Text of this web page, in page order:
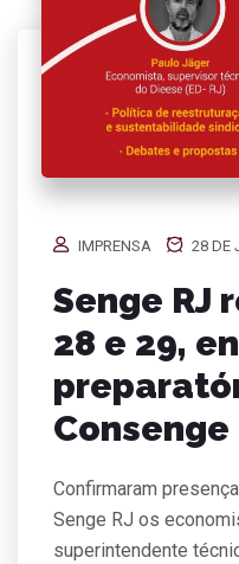
IMPRENSA 28 DE
Senge RJ
28 e 29,
Consenge
Confirmaram
Senge RJ os
superintendente